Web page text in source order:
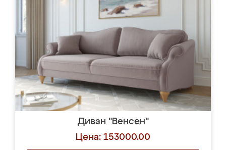
Диван "Венсен"
Цена: 153000.00